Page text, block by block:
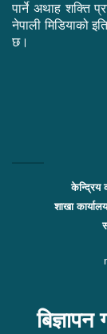
पार्ने अथाह शक्ति
नेपाली मिडियाको
छ।
केन्द्रिय
शाखा